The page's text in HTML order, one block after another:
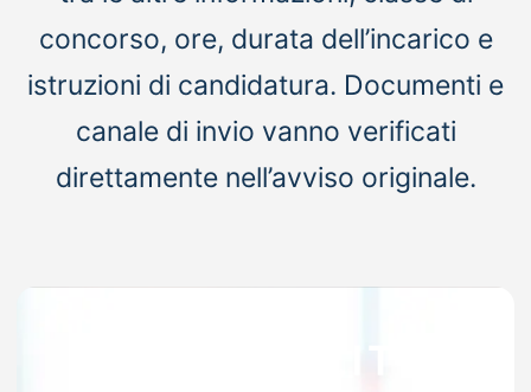
concorso, ore, durata dell’incarico e
istruzioni di candidatura. Documenti e
canale di invio vanno verificati
direttamente nell’avviso originale.